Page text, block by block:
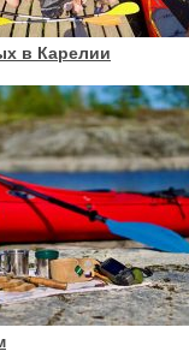
в Карелии